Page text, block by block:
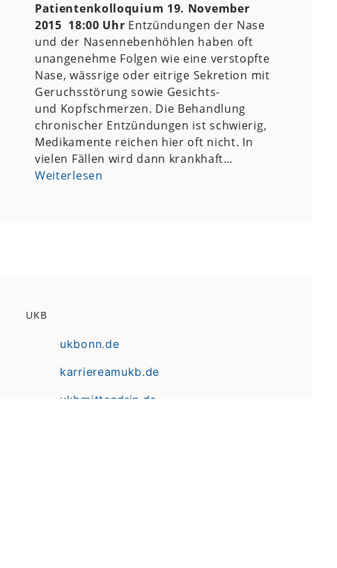
Patientenkolloquium 19. November
2015 18:00 Uhr Entzündungen der Nase
und der Nasennebenhöhlen haben oft
unangenehme Folgen wie eine verstopfte
Nase, wässrige oder eitrige Sekretion mit
Geruchsstörung sowie Gesichts-
und Kopfschmerzen. Die Behandlung
chronischer Entzündungen ist schwierig,
Medikamente reichen hier oft nicht. In
vielen Fällen wird dann krankhaft…
Weiterlesen
UKB
ukbonn.de
karriereamukb.de
ukbmittendrin.de